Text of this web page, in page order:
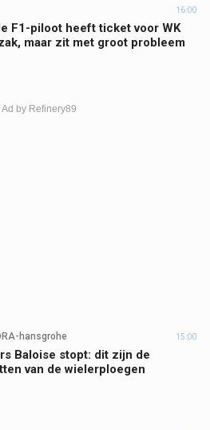
16:00
F1-piloot heeft ticket voor WK
maar zit met groot probleem
by Refinery89
hansgrohe 15:00
Baloise stopt: dit zijn de
van de wielerploegen